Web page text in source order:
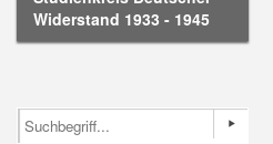
Widerstand 1933 - 1945